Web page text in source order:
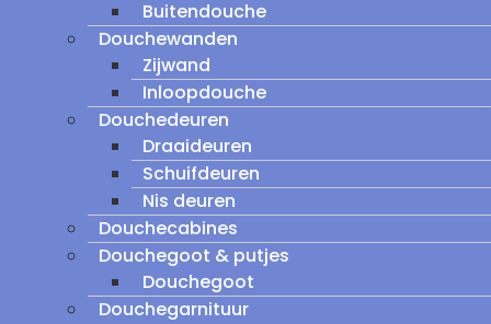
Buitendouche
Douchewanden
Zijwand
Inloopdouche
Douchedeuren
Draaideuren
Schuifdeuren
Nis deuren
Douchecabines
Douchegoot & putjes
Douchegoot
Douchegarnituur